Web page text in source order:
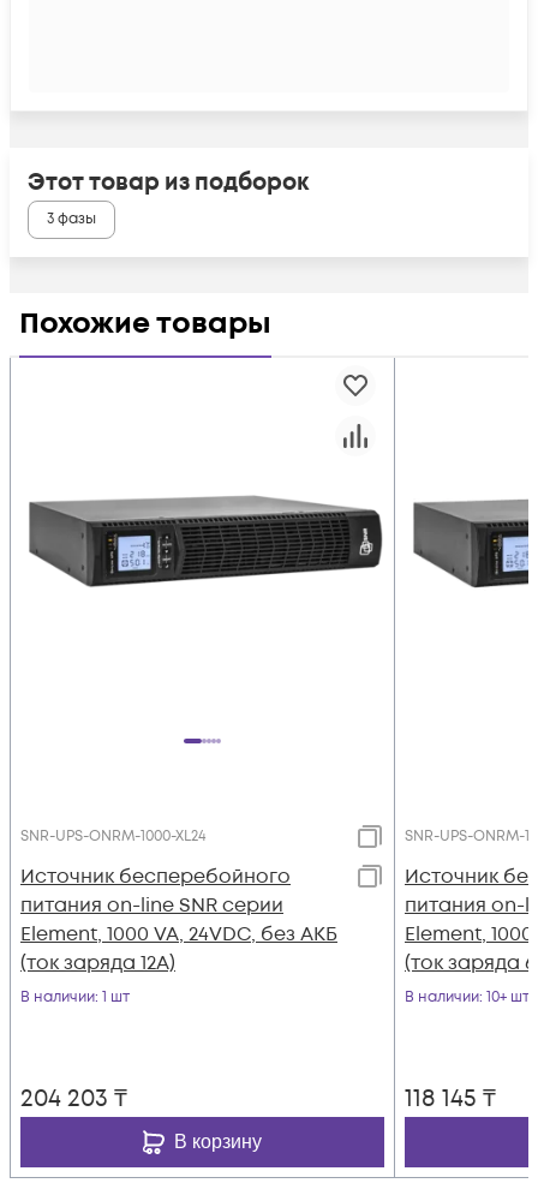
Этот товар из подборок
3 фазы
Похожие товары
SNR-UPS-ONRM-1000-XL24
Источник бесперебойного
питания on-line SNR серии
Element, 1000 VA, 24VDC, без АКБ
(ток заряда 12А)
В наличии: 1 шт
204 203 ₸
В корзину
SNR-UPS-ONRM-
Источник
питания on-
Element,
(ток заряда
В наличии: 10+ шт
118 145 ₸